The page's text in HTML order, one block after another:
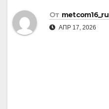
От metcom16_ru
АПР 17, 2026